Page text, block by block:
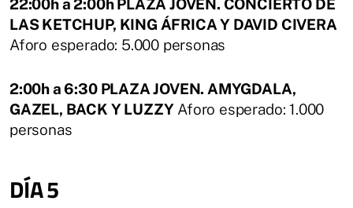
22:00h a 2:00h PLAZA JOVEN. CONCIERTO DE
LAS KETCHUP, KING ÁFRICA Y DAVID CIVERA
Aforo esperado: 5.000 personas
2:00h a 6:30 PLAZA JOVEN. AMYGDALA,
GAZEL, BACK Y LUZZYAforo esperado: 1.000
personas
DÍA 5